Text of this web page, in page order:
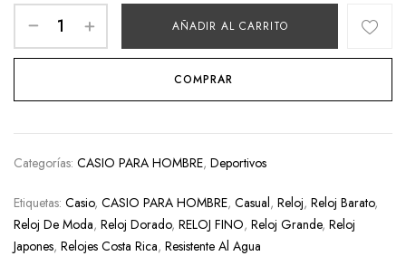
AÑADIR AL CARRITO
COMPRAR
Categorías: CASIO PARA HOMBRE, Deportivos
Etiquetas: Casio, CASIO PARA HOMBRE, Casual, Reloj, Reloj Barato,
Reloj De Moda, Reloj Dorado, RELOJ FINO, Reloj Grande, Reloj
Japones, Relojes Costa Rica, Resistente Al Agua